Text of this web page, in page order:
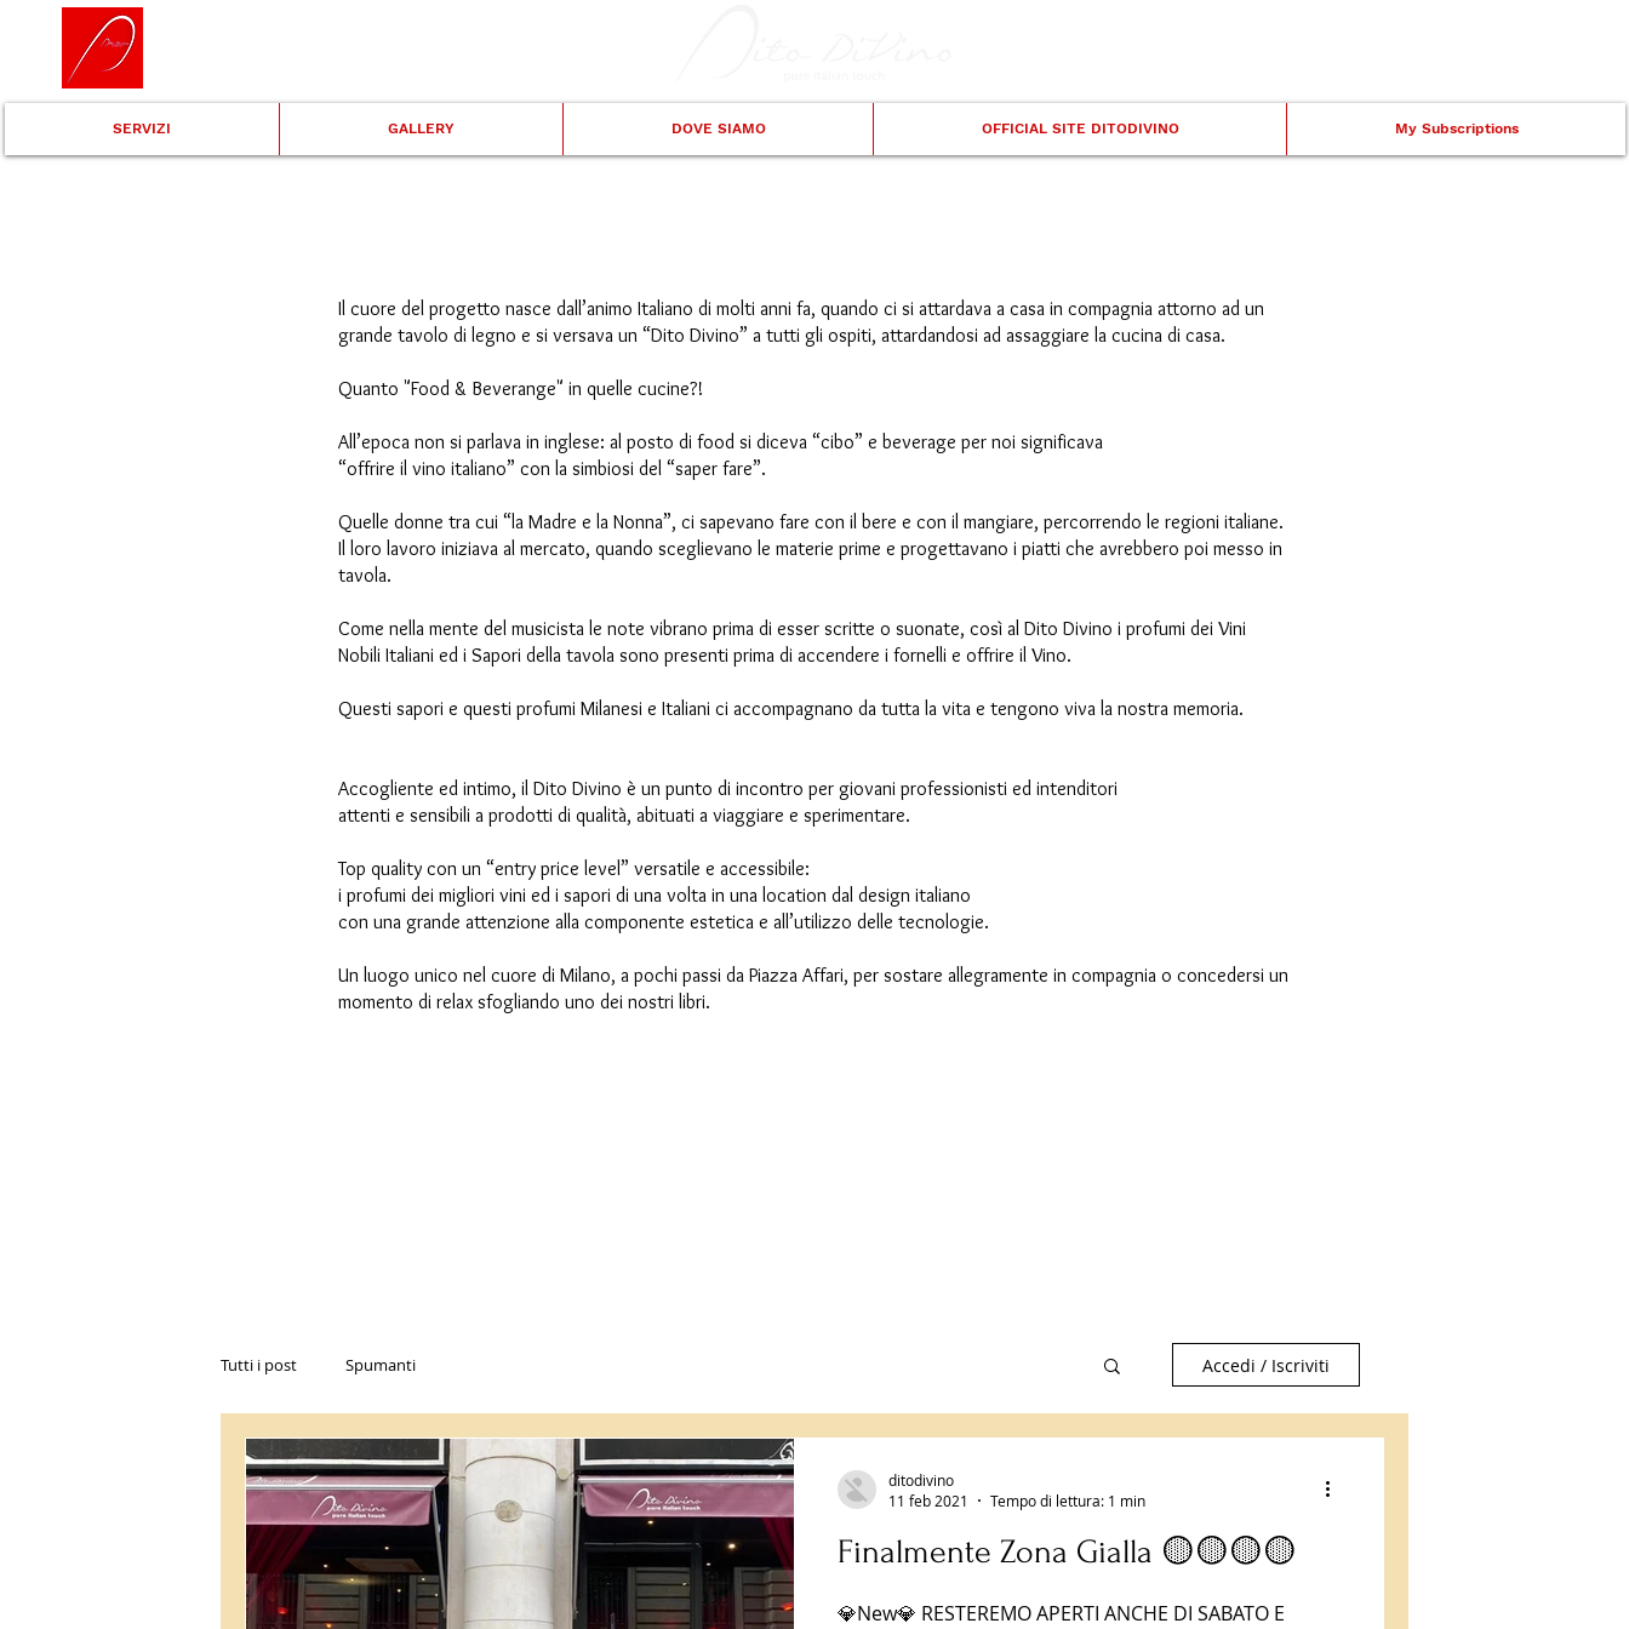
SERVIZI GALLERY DOVE SIAMO OFFICIAL SITE DITODIVINO My Subscriptions
Il cuore del progetto nasce dall’animo Italiano di molti anni fa, quando ci si attardava a casa in compagnia attorno ad un
grande tavolo di legno e si versava un “Dito Divino” a tutti gli ospiti, attardandosi ad assaggiare la cucina di casa.
Quanto "Food & Beverange" in quelle cucine?!
All’epoca non si parlava in inglese: al posto di food si diceva “cibo” e beverage per noi significava
“offrire il vino italiano” con la simbiosi del “saper fare”.
Quelle donne tra cui “la Madre e la Nonna”, ci sapevano fare con il bere e con il mangiare, percorrendo le regioni italiane.
Il loro lavoro iniziava al mercato, quando sceglievano le materie prime e progettavano i piatti che avrebbero poi messo in
tavola.
Come nella mente del musicista le note vibrano prima di esser scritte o suonate, così al Dito Divino i profumi dei Vini
Nobili Italiani ed i Sapori della tavola sono presenti prima di accendere i fornelli e offrire il Vino.
Questi sapori e questi profumi Milanesi e Italiani ci accompagnano da tutta la vita e tengono viva la nostra memoria.
Accogliente ed intimo, il Dito Divino è un punto di incontro per giovani professionisti ed intenditori
attenti e sensibili a prodotti di qualità, abituati a viaggiare e sperimentare.
Top quality con un “entry price level” versatile e accessibile:
i profumi dei migliori vini ed i sapori di una volta in una location dal design italiano
con una grande attenzione alla componente estetica e all’utilizzo delle tecnologie.
Un luogo unico nel cuore di Milano, a pochi passi da Piazza Affari, per sostare allegramente in compagnia o concedersi un
momento di relax sfogliando uno dei nostri libri.
Tutti i post Spumanti Accedi / Iscriviti
Finalmente Zona Gialla 🟡🟡🟡🟡
💎New💎 RESTEREMO APERTI ANCHE DI SABATO E
ditodivino
11 feb 2021
Tempo di lettura: 1 min